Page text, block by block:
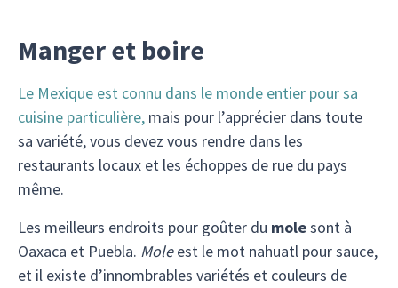
Manger et boire
Le Mexique est connu dans le monde entier pour sa
cuisine particulière, mais pour l’apprécier dans toute
sa variété, vous devez vous rendre dans les
restaurants locaux et les échoppes de rue du pays
même.
Les meilleurs endroits pour goûter du molesont à
Oaxaca et Puebla. Moleest le mot nahuatl pour sauce,
et il existe d’innombrables variétés et couleurs de